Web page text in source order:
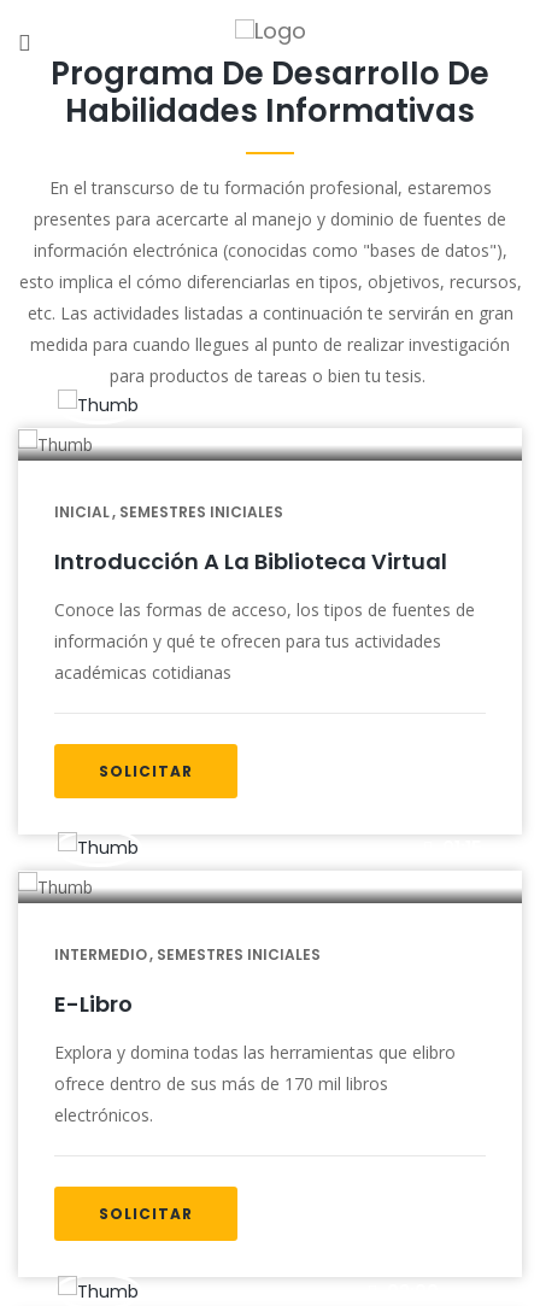
Programa De Desarrollo De
Habilidades Informativas
En el transcurso de tu formación profesional, estaremos
presentes para acercarte al manejo y dominio de fuentes de
información electrónica (conocidas como "bases de datos"),
esto implica el cómo diferenciarlas en tipos, objetivos, recursos,
etc. Las actividades listadas a continuación te servirán en gran
medida para cuando llegues al punto de realizar investigación
para productos de tareas o bien tu tesis.
INICIAL SEMESTRES INICIALES
Introducción A La Biblioteca Virtual
Conoce las formas de acceso, los tipos de fuentes de
información y qué te ofrecen para tus actividades
académicas cotidianas
SOLICITAR
INTERMEDIO SEMESTRES INICIALES
E-Libro
Explora y domina todas las herramientas que elibro
ofrece dentro de sus más de 170 mil libros
electrónicos.
SOLICITAR